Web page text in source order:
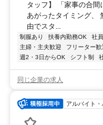
タッフ】 「家事の合
あがったタイミング、
由でスタ...
制服あり 扶養内勤務OK 社
主婦・主夫歓迎
フリーター歓
週2・3日からOK
シフト制
同じ企業の求人
アルバイト・